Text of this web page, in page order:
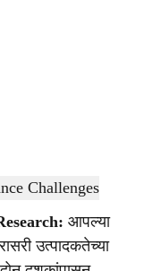
आपल्या
उत्पादकतेच्या